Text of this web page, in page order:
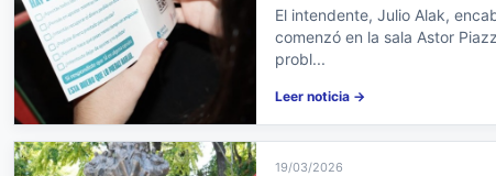
El intendente, Julio Alak,
comenzó en la sala Astor
probl...
Leer noticia →
19/03/2026